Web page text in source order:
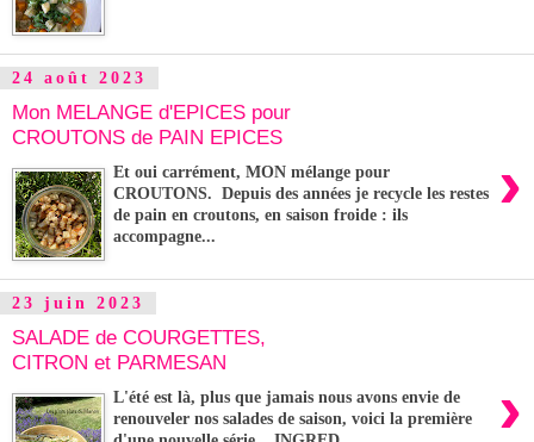
24 août 2023
Mon MELANGE d'EPICES pour
CROUTONS de PAIN EPICES
›
Et oui carrément, MON mélange pour
CROUTONS. Depuis des années je recycle les restes
de pain en croutons, en saison froide : ils
accompagne...
23 juin 2023
SALADE de COURGETTES,
CITRON et PARMESAN
›
L'été est là, plus que jamais nous avons envie de
renouveler nos salades de saison, voici la première